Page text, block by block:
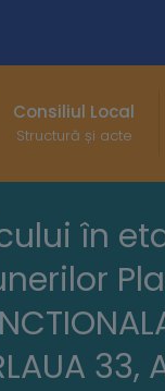
Consiliul Local
Structură și acte
în
33,